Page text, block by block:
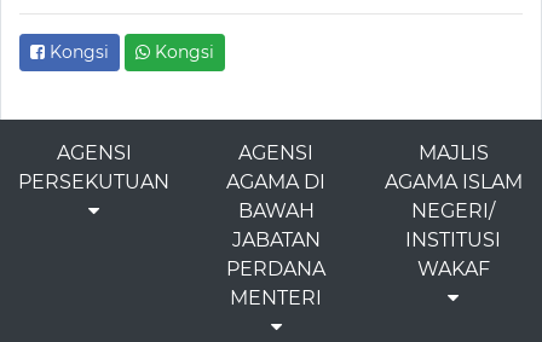
Kongsi Kongsi
AGENSI
PERSEKUTUAN
AGENSI
AGAMA DI
BAWAH
JABATAN
PERDANA
MENTERI
MAJLIS
AGAMA ISLAM
NEGERI/
INSTITUSI
WAKAF